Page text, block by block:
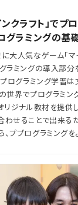
クラフト」でプ
グラミングの基
大人気なゲーム「マ
ラミングの導入部分
プログラミング学習
世界でプログラミン
リジナル教材を提供し
わせることで出来る
ププログラミングを